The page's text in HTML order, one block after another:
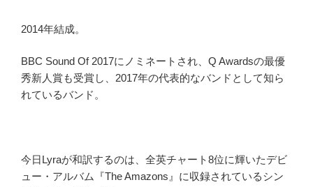
2014年結成。
BBC Sound Of 2017にノミネートされ、Q Awardsの最優
秀新人賞も受賞し、2017年の代表的なバンドとして知ら
れているバンド。
今日Lyraが和訳するのは、全英チャート8位に輝いたデビ
ュー・アルバム『The Amazons』に収録されているシン